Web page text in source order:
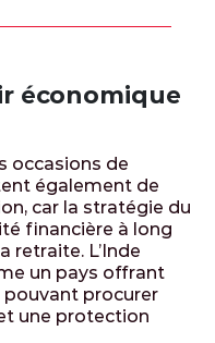
économique
occasions de
également de
car la stratégie du
financière à long
retraite. L’Inde
un pays offrant
procurer
une protection